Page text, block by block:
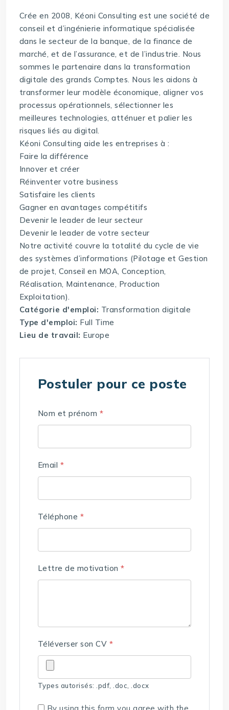
Crée en 2008, Kéoni Consulting est une société de
conseil et d’ingénierie informatique spécialisée
dans le secteur de la banque, de la finance de
marché, et de l’assurance, et de l’industrie. Nous
sommes le partenaire dans la transformation
digitale des grands Comptes. Nous les aidons à
transformer leur modèle économique, aligner vos
processus opérationnels, sélectionner les
meilleures technologies, atténuer et palier les
risques liés au digital.
Kéoni Consulting aide les entreprises à :
Faire la différence
Innover et créer
Réinventer votre business
Satisfaire les clients
Gagner en avantages compétitifs
Devenir le leader de leur secteur
Devenir le leader de votre secteur
Notre activité couvre la totalité du cycle de vie
des systèmes d’informations (Pilotage et Gestion
de projet, Conseil en MOA, Conception,
Réalisation, Maintenance, Production
Exploitation).
Catégorie d'emploi: Transformation digitale
Type d'emploi: Full Time
Lieu de travail: Europe
Postuler pour ce poste
Nom et prénom *
Email *
Téléphone *
Lettre de motivation*
Téléverser son CV *
Types autorisés: .pdf, .doc, .docx